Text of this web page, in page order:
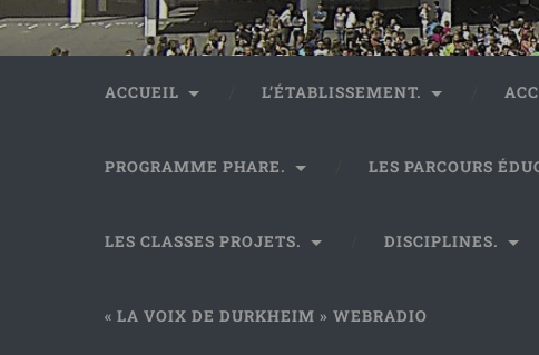
ACCUEIL L’ÉTABLISSEMENT.
PROGRAMME PHARE. LES PARCOURS
LES CLASSES PROJETS. DISCIPLINES.
« LA VOIX DE DURKHEIM » WEBRADIO